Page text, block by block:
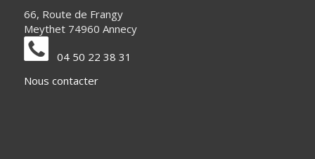
66, Route de Frangy
Meythet 74960 Annecy
04 50 22 38 31
Nous contacter